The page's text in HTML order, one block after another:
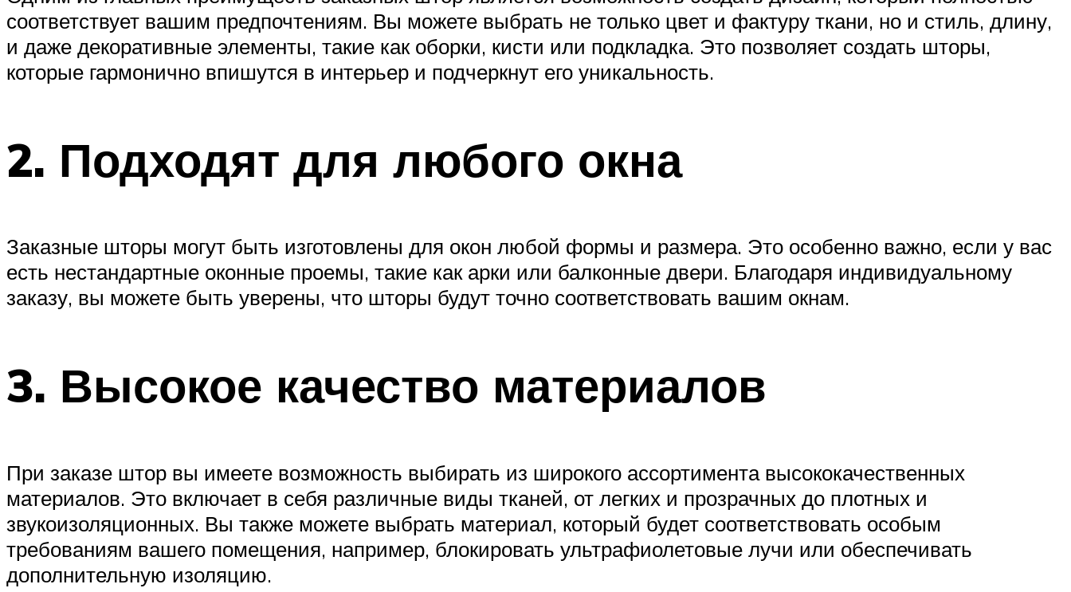
соответствует вашим предпочтениям. Вы можете выбрать не только цвет и фактуру ткани, но и стиль, длину,
и даже декоративные элементы, такие как оборки, кисти или подкладка. Это позволяет создать шторы,
которые гармонично впишутся в интерьер и подчеркнут его уникальность.
2. Подходят для любого окна
Заказные шторы могут быть изготовлены для окон любой формы и размера. Это особенно важно, если у вас
есть нестандартные оконные проемы, такие как арки или балконные двери. Благодаря индивидуальному
заказу, вы можете быть уверены, что шторы будут точно соответствовать вашим окнам.
3. Высокое качество материалов
При заказе штор вы имеете возможность выбирать из широкого ассортимента высококачественных
материалов. Это включает в себя различные виды тканей, от легких и прозрачных до плотных и
звукоизоляционных. Вы также можете выбрать материал, который будет соответствовать особым
требованиям вашего помещения, например, блокировать ультрафиолетовые лучи или обеспечивать
дополнительную изоляцию.